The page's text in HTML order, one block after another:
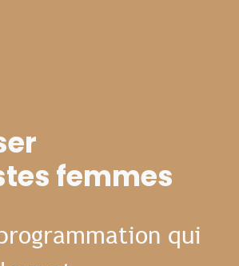
femmes
qui